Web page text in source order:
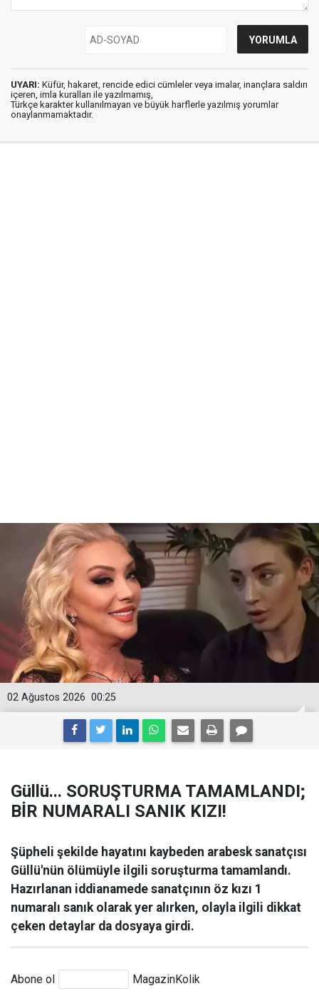
UYARI: Küfür, hakaret, rencide edici cümleler veya imalar, inançlara saldırı
içeren, imla kuralları ile yazılmamış,
Türkçe karakter kullanılmayan ve büyük harflerle yazılmış yorumlar
onaylanmamaktadır.
00:25
02 Ağustos 2026
Güllü... SORUŞTURMA TAMAMLANDI;
BİR NUMARALI SANIK KIZI!
Şüpheli şekilde hayatını kaybeden arabesk sanatçısı
Güllü'nün ölümüyle ilgili soruşturma tamamlandı.
Hazırlanan iddianamede sanatçının öz kızı 1
numaralı sanık olarak yer alırken, olayla ilgili dikkat
çeken detaylar da dosyaya girdi.
Abone ol MagazinKolik